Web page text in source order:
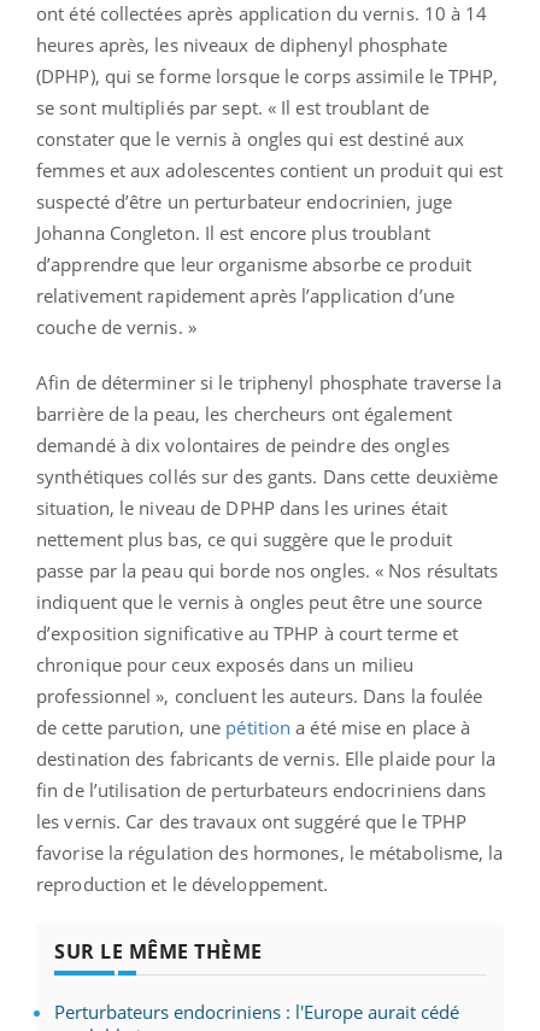
ont été collectées après application du vernis. 10 à 14
heures après, les niveaux de diphenyl phosphate
(DPHP), qui se forme lorsque le corps assimile le TPHP,
se sont multipliés par sept. « Il est troublant de
constater que le vernis à ongles qui est destiné aux
femmes et aux adolescentes contient un produit qui est
suspecté d’être un perturbateur endocrinien, juge
Johanna Congleton. Il est encore plus troublant
d’apprendre que leur organisme absorbe ce produit
relativement rapidement après l’application d’une
couche de vernis. »
Afin de déterminer si le triphenyl phosphate traverse la
barrière de la peau, les chercheurs ont également
demandé à dix volontaires de peindre des ongles
synthétiques collés sur des gants. Dans cette deuxième
situation, le niveau de DPHP dans les urines était
nettement plus bas, ce qui suggère que le produit
passe par la peau qui borde nos ongles. « Nos résultats
indiquent que le vernis à ongles peut être une source
d’exposition significative au TPHP à court terme et
chronique pour ceux exposés dans un milieu
professionnel », concluent les auteurs. Dans la foulée
de cette parution, une pétition a été mise en place à
destination des fabricants de vernis. Elle plaide pour la
fin de l’utilisation de perturbateurs endocriniens dans
les vernis. Car des travaux ont suggéré que le TPHP
favorise la régulation des hormones, le métabolisme, la
reproduction et le développement.
SUR LE MÊME THÈME
Perturbateurs endocriniens : l'Europe aurait cédé